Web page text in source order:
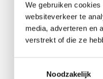
We gebruiken
websiteverkeer te
media, adverteren en
verstrekt of die ze
Noodzakelijk